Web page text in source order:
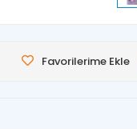
Favorilerime Ekle